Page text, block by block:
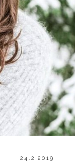
POSTED
24.2.2019